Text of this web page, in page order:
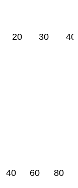
20 30 40
40 60 80